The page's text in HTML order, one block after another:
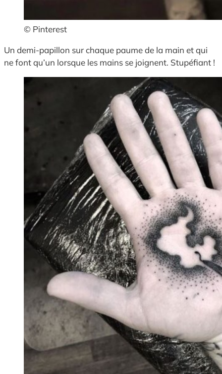
© Pinterest
Un demi-papillon sur chaque paume de la main et qui
ne font qu’un lorsque les mains se joignent. Stupéfiant !